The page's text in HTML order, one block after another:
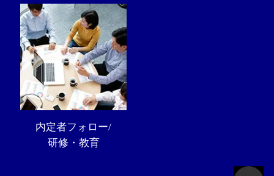
内定者フォロー/
研修・教育